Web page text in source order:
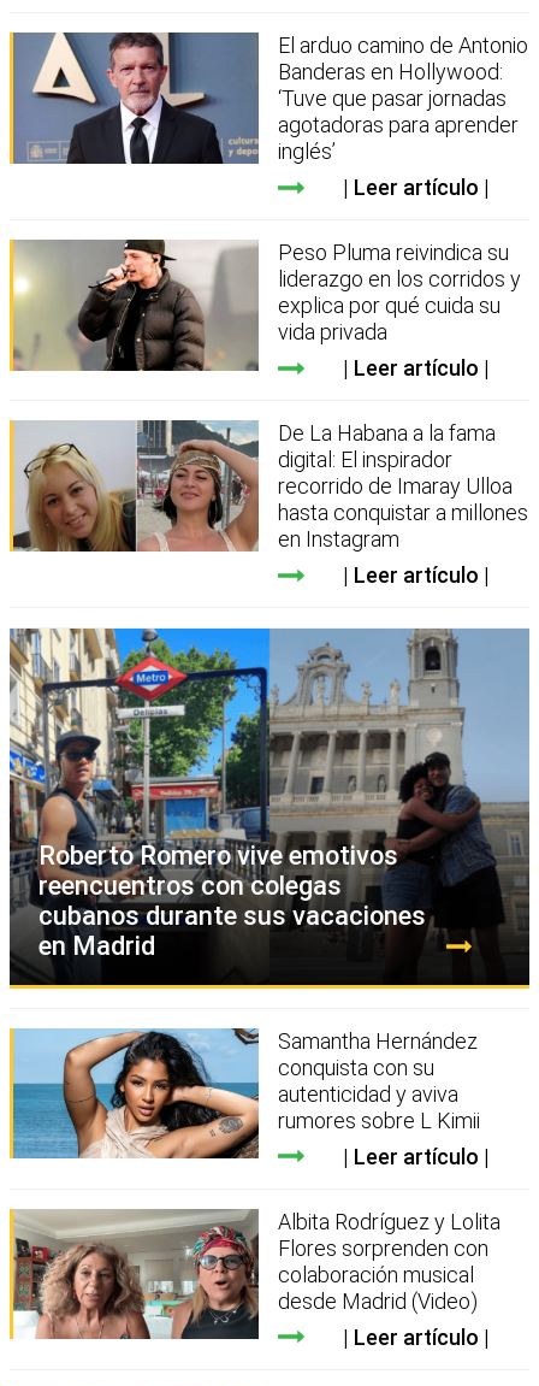
El arduo camino de Antonio
Banderas en Hollywood:
‘Tuve que pasar jornadas
agotadoras para aprender
inglés’
Leer artículo
Peso Pluma reivindica su
liderazgo en los corridos y
explica por qué cuida su
vida privada
Leer artículo
De La Habana a la fama
digital: El inspirador
recorrido de Imaray Ulloa
hasta conquistar a millones
en Instagram
Leer artículo
Roberto Romero vive emotivos
reencuentros con colegas
cubanos durante sus vacaciones
en Madrid
Samantha Hernández
conquista con su
autenticidad y aviva
rumores sobre L Kimii
Leer artículo
Albita Rodríguez y Lolita
Flores sorprenden con
colaboración musical
desde Madrid (Video)
Leer artículo